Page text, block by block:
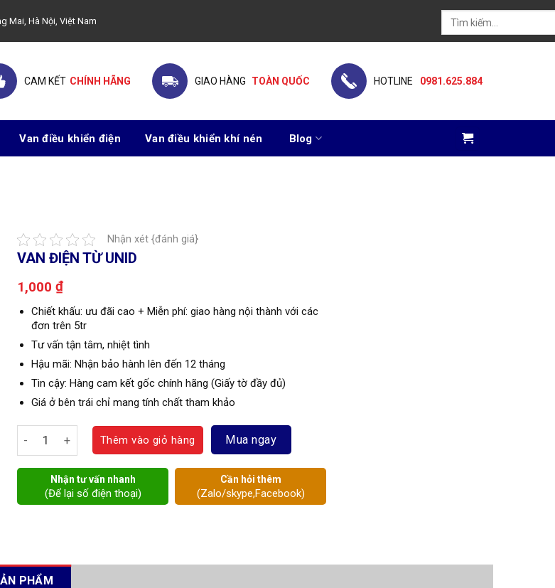
Mai, Hà Nội, Việt Nam
Tìm
kiếm:
CAM KẾT CHÍNH HÃNG GIAO HÀNG TOÀN QUỐC HOTLINE 0981.625.884
Van điều khiển điện Van điều khiển khí nén Blog
Nhận xét {đánh giá}
VAN ĐIỆN TỪ UNID
1,000 ₫
Chiết khấu: ưu đãi cao + Miễn phí: giao hàng nội thành với các
đơn trên 5tr
Tư vấn tận tâm, nhiệt tình
Hậu mãi: Nhận bảo hành lên đến 12 tháng
Tin cậy: Hàng cam kết gốc chính hãng (Giấy tờ đầy đủ)
Giá ở bên trái chỉ mang tính chất tham khảo
Van điện từ Unid số lượng
Thêm vào giỏ hàng Mua ngay
Nhận tư vấn nhanh
(Để lại số điện thoại)
Cần hỏi thêm
(Zalo/skype,Facebook)
PHẨM